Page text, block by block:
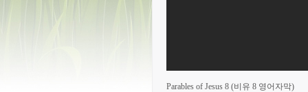
Parables of Jesus 8 (비유 8 영어자막)